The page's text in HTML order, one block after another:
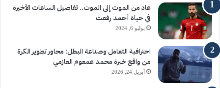
عاد من الموت إلى الموت.. تفاصيل الساعات الأخيرة
في حياة أحمد رفعت
يوليو 6, 2024
احترافية التعامل وصناعة البطل: محاور تطوير الكرة
من واقع خبرة محمد عمعوم العازمي
أبريل 24, 2026